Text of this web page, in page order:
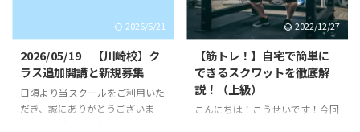
2026/5/21
2026/05/19 【川崎校】ク
ラス追加開講と新規募集
日頃より当スクールをご利用いた
だき、誠にありがとうございま
2022/12/27
【筋トレ！】自宅で簡単に
できるスクワットを徹底解
説！（上級）
こんにちは！こうせいです！今回